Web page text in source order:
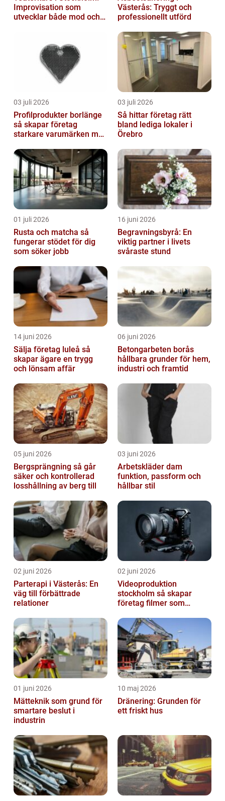
Improvisation som
utvecklar både mod och
Västerås: Tryggt och
professionellt utförd
03 juli 2026
Profilprodukter borlänge
så skapar företag
starkare varumärken med
03 juli 2026
Så hittar företag rätt
bland lediga lokaler i
Örebro
01 juli 2026
Rusta och matcha så
fungerar stödet för dig
som söker jobb
16 juni 2026
Begravningsbyrå: En
viktig partner i livets
svåraste stund
14 juni 2026
Sälja företag luleå så
skapar ägare en trygg
och lönsam affär
06 juni 2026
Betongarbeten borås
hållbara grunder för hem,
industri och framtid
05 juni 2026
Bergsprängning så går
säker och kontrollerad
losshållning av berg till
03 juni 2026
Arbetskläder dam
funktion, passform och
hållbar stil
02 juni 2026
Parterapi i Västerås: En
väg till förbättrade
relationer
02 juni 2026
Videoproduktion
stockholm så skapar
företag filmer som
01 juni 2026
Mätteknik som grund för
smartare beslut i
industrin
10 maj 2026
Dränering: Grunden för
ett friskt hus